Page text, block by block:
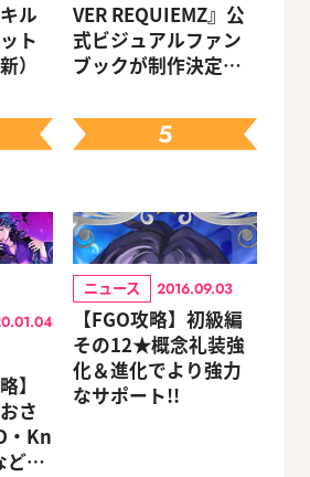
ル
ト
）
VER REQUIEMZ』公
式ビジュアルファン
ブックが制作決定！
る豪華グッズ付き限
定セットも同時発売
】
さ
・Kn
ど、
5
ニュース 2016.09.03
【FGO攻略】初級編
その12★概念礼装強
化＆進化でより強力
なサポート!!